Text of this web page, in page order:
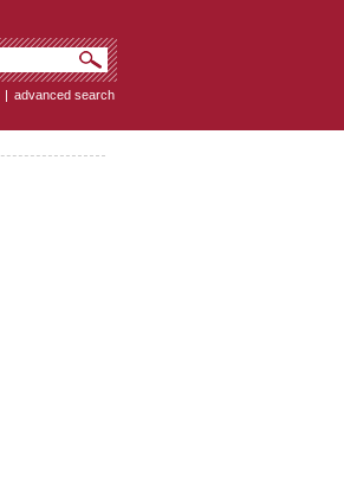
| advanced search